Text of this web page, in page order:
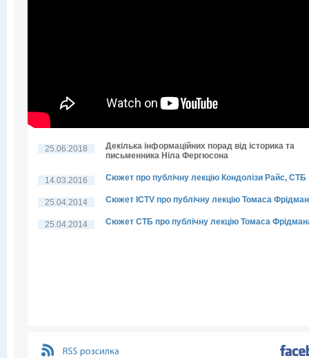
25.06.2018
Декілька інформаційних порад від історика та
письменника Ніла Фергюсона
14.03.2016 Сюжет про публічну лекцію Кондолізи Райс, СТБ
25.04.2014 Сюжет ICTV про публічну лекцію Томаса
25.04.2014 Сюжет СТБ про публічну лекцію Томаса